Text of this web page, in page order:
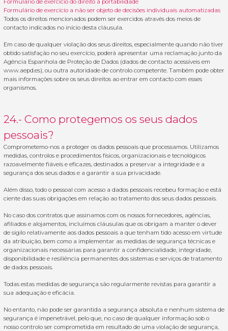
Formulário de exercício do direito à portabilidade
Formulário de exercício a não ser objeto de decisões individuais automatizadas
Todos os direitos mencionados podem ser exercidos através dos meios de
contacto indicados no início desta cláusula.
Em caso de qualquer violação dos seus direitos, especialmente quando não tiver
obtido satisfação no seu exercício, poderá apresentar uma reclamação junto da
Agência Espanhola de Proteção de Dados (dados de contacto acessíveis em
www.aepd.es), ou outra autoridade de controlo competente. Também pode obter
mais informações sobre os seus direitos ao entrar em contacto com esses
organismos.
24.- Como protegemos os seus dados
pessoais?
Comprometemo-nos a proteger os dados pessoais que processamos. Utilizamos
medidas, controlos e procedimentos físicos, organizacionais e tecnológicos
razoavelmente fiáveis e eficazes, destinados a preservar a integridade e a
segurança dos seus dados e a garantir a sua privacidade.
Além disso, todo o pessoal com acesso a dados pessoais recebeu formação e está
ciente das suas obrigações em relação ao tratamento dos seus dados pessoais.
No caso dos contratos que assinamos com os nossos fornecedores, agências,
afiliados e alojamentos, incluímos cláusulas que os obrigam a manter o dever
de sigilo relativamente aos dados pessoais a que tenham tido acesso em virtude
da atribuição, bem como a implementar as medidas de segurança técnicas e
organizacionais necessárias para garantir a confidencialidade, integridade,
disponibilidade e resiliência permanentes dos sistemas e serviços de tratamento
de dados pessoais.
Todas estas medidas de segurança são regularmente revistas para garantir a
sua adequação e eficácia.
No entanto, não pode ser garantida a segurança absoluta e nenhum sistema de
segurança é impenetrável, pelo que, no caso de qualquer informação sob o
nosso controlo ser comprometida em resultado de uma violação de segurança,